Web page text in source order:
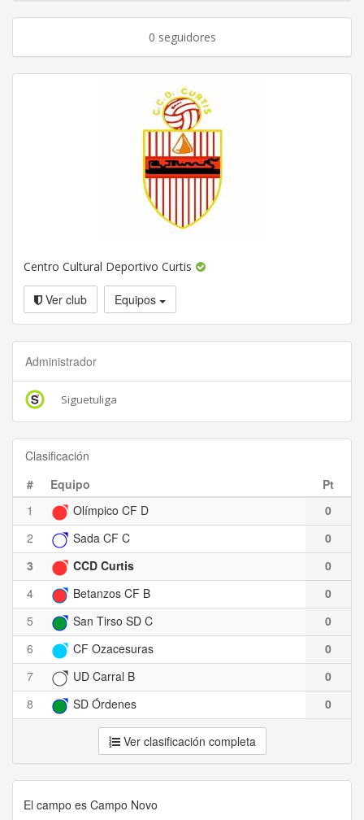
0 seguidores
Centro Cultural Deportivo Curtis
Ver club Equipos
Administrador
Siguetuliga
Clasificación
#
Equipo
Pt
1
Olímpico CF D
0
2
Sada CF C
0
3
CCD Curtis
0
4
Betanzos CF B
0
5
San Tirso SD C
0
6
CF Ozacesuras
0
7
UD Carral B
0
8
SD Órdenes 0
Ver clasificación completa
El campo es Campo Novo